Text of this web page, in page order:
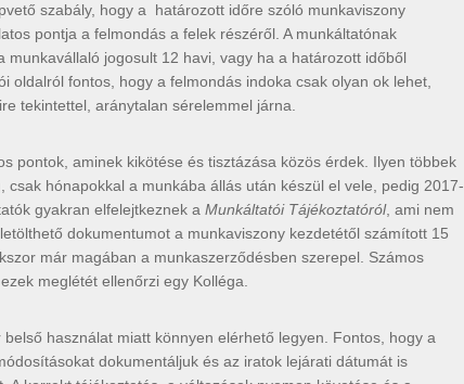
szabály, hogy a határozott időre szóló munkaviszony
pontja a felmondás a felek részéről. A munkáltatónak
jogosult 12 havi, vagy ha a határozott időből
fontos, hogy a felmondás indoka csak olyan ok lehet,
tekintettel, aránytalan sérelemmel járna.
pontok, aminek kikötése és tisztázása közös érdek. Ilyen többek
hónapokkal a munkába állás után készül el vele, pedig 2017-
gyakran elfelejtkeznek a Munkáltatói Tájékoztatóról, ami nem
dokumentumot a munkaviszony kezdetétől számított 15
már magában a munkaszerződésben szerepel. Számos
meglétét ellenőrzi egy Kolléga.
használat miatt könnyen elérhető legyen. Fontos, hogy a
dokumentáljuk és az iratok lejárati dátumát is